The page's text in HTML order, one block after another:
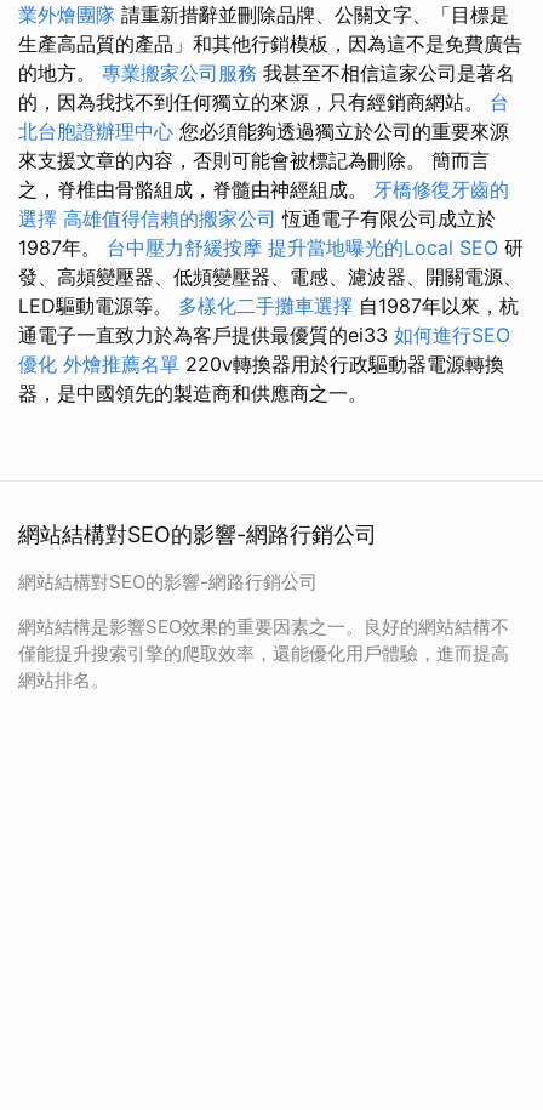
業外燴團隊 請重新措辭並刪除品牌、公關文字、「目標是
生產高品質的產品」和其他行銷模板，因為這不是免費廣告
的地方。 專業搬家公司服務 我甚至不相信這家公司是著名
的，因為我找不到任何獨立的來源，只有經銷商網站。 台
北台胞證辦理中心 您必須能夠透過獨立於公司的重要來源
來支援文章的內容，否則可能會被標記為刪除。 簡而言
之，脊椎由骨骼組成，脊髓由神經組成。 牙橋修復牙齒的
選擇 高雄值得信賴的搬家公司 恆通電子有限公司成立於
1987年。 台中壓力舒緩按摩 提升當地曝光的Local SEO 研
發、高頻變壓器、低頻變壓器、電感、濾波器、開關電源、
LED驅動電源等。 多樣化二手攤車選擇 自1987年以來，杭
通電子一直致力於為客戶提供最優質的ei33 如何進行SEO
優化 外燴推薦名單 220v轉換器用於行政驅動器電源轉換
器，是中國領先的製造商和供應商之一。
網站結構對SEO的影響-網路行銷公司
網站結構對SEO的影響-網路行銷公司
網站結構是影響SEO效果的重要因素之一。良好的網站結構不
僅能提升搜索引擎的爬取效率，還能優化用戶體驗，進而提高
網站排名。